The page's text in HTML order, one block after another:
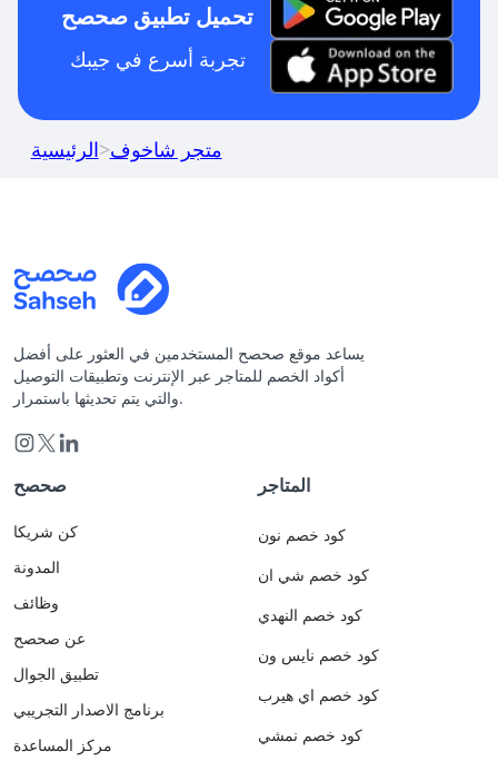
تحميل تطبيق صحصح
تجربة أسرع في جيبك
الرئيسية>متجر شاخوف
يساعد موقع صحصح المستخدمين في العثور على أفضل
أكواد الخصم للمتاجر عبر الإنترنت وتطبيقات التوصيل
والتي يتم تحديثها باستمرار.
صحصح
كن شريكا
المدونة
وظائف
عن صحصح
تطبيق الجوال
برنامج الاصدار التجريبي
مركز المساعدة
المتاجر
كود خصم نون
كود خصم شي ان
كود خصم النهدي
كود خصم نايس ون
كود خصم اي هيرب
كود خصم نمشي